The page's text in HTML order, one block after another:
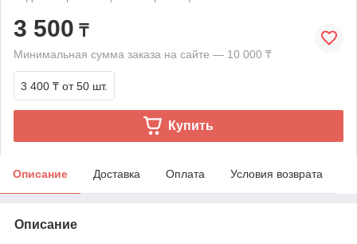
3 500 ₸
Минимальная сумма заказа на сайте — 10 000 ₸
3 400 ₸ от 50 шт.
Купить
Описание Доставка Оплата Условия возврата
Описание